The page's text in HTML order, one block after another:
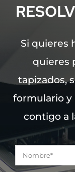
Si quieres
quieres
tapizados,
formulario y
contigo a